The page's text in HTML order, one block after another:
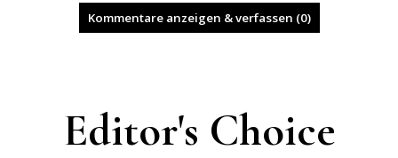
Kommentare anzeigen & verfassen (0)
Editor's Choice